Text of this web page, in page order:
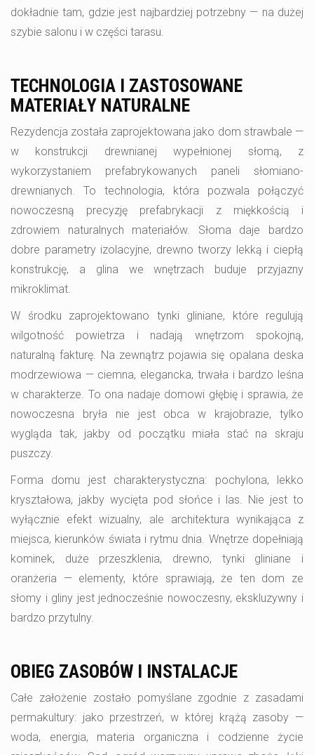
dokładnie tam, gdzie jest najbardziej potrzebny — na dużej
szybie salonu i w części tarasu.
TECHNOLOGIA I ZASTOSOWANE
MATERIAŁY NATURALNE
Rezydencja została zaprojektowana jako dom strawbale —
w konstrukcji drewnianej wypełnionej słomą, z
wykorzystaniem prefabrykowanych paneli słomiano-
drewnianych. To technologia, która pozwala połączyć
nowoczesną precyzję prefabrykacji z miękkością i
zdrowiem naturalnych materiałów. Słoma daje bardzo
dobre parametry izolacyjne, drewno tworzy lekką i ciepłą
konstrukcję, a glina we wnętrzach buduje przyjazny
mikroklimat.
W środku zaprojektowano tynki gliniane, które regulują
wilgotność powietrza i nadają wnętrzom spokojną,
naturalną fakturę. Na zewnątrz pojawia się opalana deska
modrzewiowa — ciemna, elegancka, trwała i bardzo leśna
w charakterze. To ona nadaje domowi głębię i sprawia, że
nowoczesna bryła nie jest obca w krajobrazie, tylko
wygląda tak, jakby od początku miała stać na skraju
puszczy.
Forma domu jest charakterystyczna: pochylona, lekko
kryształowa, jakby wycięta pod słońce i las. Nie jest to
wyłącznie efekt wizualny, ale architektura wynikająca z
miejsca, kierunków świata i rytmu dnia. Wnętrze dopełniają
kominek, duże przeszklenia, drewno, tynki gliniane i
oranżeria — elementy, które sprawiają, że ten dom ze
słomy i gliny jest jednocześnie nowoczesny, ekskluzywny i
bardzo przytulny.
OBIEG ZASOBÓW I INSTALACJE
Całe założenie zostało pomyślane zgodnie z zasadami
permakultury: jako przestrzeń, w której krążą zasoby —
woda, energia, materia organiczna i codzienne życie